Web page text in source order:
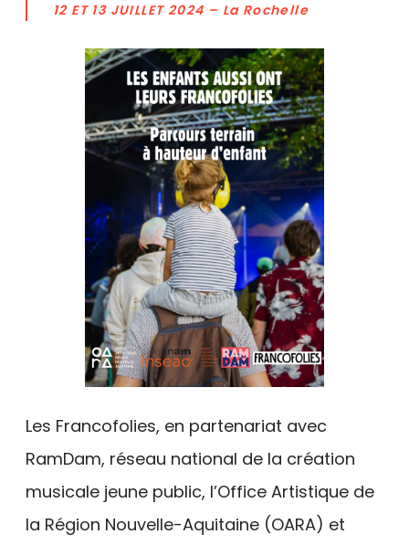
12 ET 13 JUILLET 2024 – La Rochelle
Les Francofolies, en partenariat avec
RamDam, réseau national de la création
musicale jeune public, l’Office Artistique de
la Région Nouvelle-Aquitaine (OARA) et